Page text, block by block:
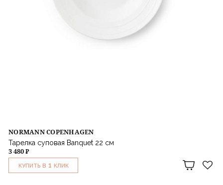
NORMANN COPENHAGEN
Тарелка суповая Banquet 22 см
3 480 ₽
КУПИТЬ В 1 КЛИК